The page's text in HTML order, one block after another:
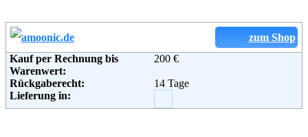
Informationen:
zum Shop
Kauf per Rechnung bis
Warenwert:
200 €
Rückgaberecht:
14 Tage
Lieferung in: